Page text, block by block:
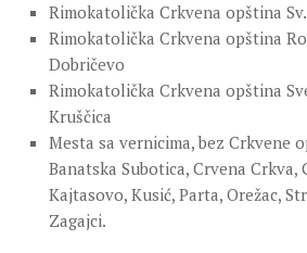
Rimokatolička Crkvena opština
Rimokatolička Crkvena opština
Dobričevo
Rimokatolička Crkvena opština
Kruščica
Mesta sa vernicima, bez Crkvene
Banatska Subotica, Crvena Crkva,
Kajtasovo, Kusić, Parta, Orežac,
Zagajci.